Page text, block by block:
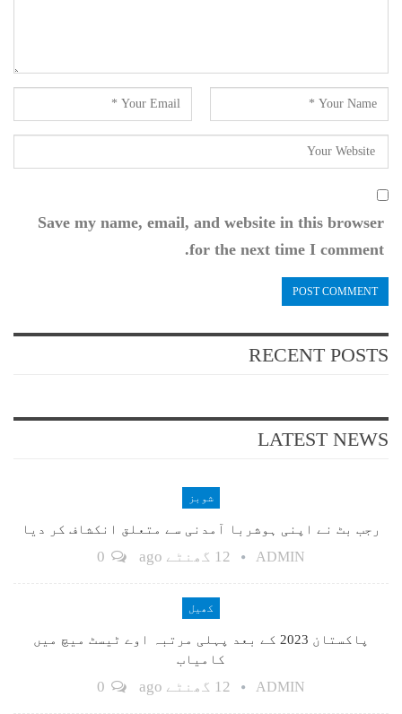
Save my name, email, and website in this browser
for the next time I comment.
RECENT POSTS
LATEST NEWS
شوبز
رجب بٹ نے اپنی ہوشربا آمدنی سے متعلق انکشاف کر دیا
ADMIN 12 گھنٹے ago
کھیل
پاکستان 2023 کے بعد پہلی مرتبہ اوے ٹیسٹ میچ میں
کامیاب
ADMIN 12 گھنٹے ago